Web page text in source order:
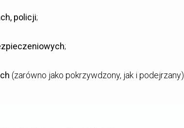
policji;
;
(zarówno jako pokrzywdzony, jak i podejrzany).